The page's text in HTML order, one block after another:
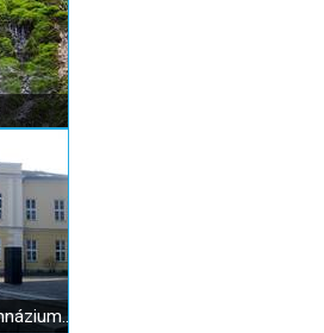
Historické piaristické gymnázium v Ružomberku